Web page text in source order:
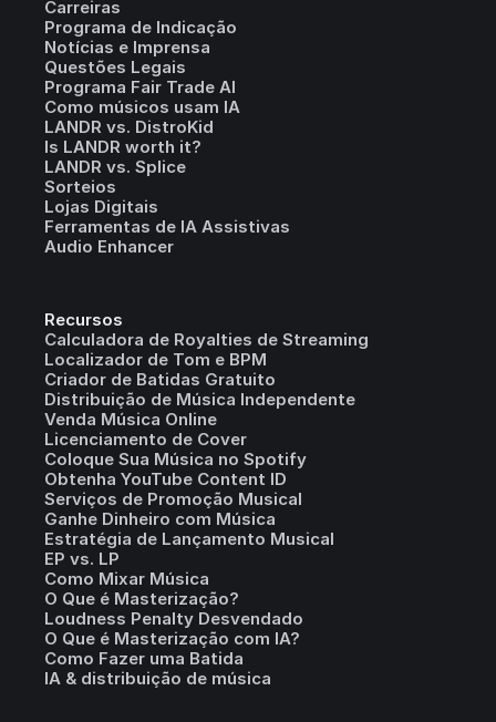
Carreiras
Programa de Indicação
Notícias e Imprensa
Questões Legais
Programa Fair Trade AI
Como músicos usam IA
LANDR vs. DistroKid
Is LANDR worth it?
LANDR vs. Splice
Sorteios
Lojas Digitais
Ferramentas de IA Assistivas
Audio Enhancer
Recursos
Calculadora de Royalties de Streaming
Localizador de Tom e BPM
Criador de Batidas Gratuito
Distribuição de Música Independente
Venda Música Online
Licenciamento de Cover
Coloque Sua Música no Spotify
Obtenha YouTube Content ID
Serviços de Promoção Musical
Ganhe Dinheiro com Música
Estratégia de Lançamento Musical
EP vs. LP
Como Mixar Música
O Que é Masterização?
Loudness Penalty Desvendado
O Que é Masterização com IA?
Como Fazer uma Batida
IA & distribuição de música